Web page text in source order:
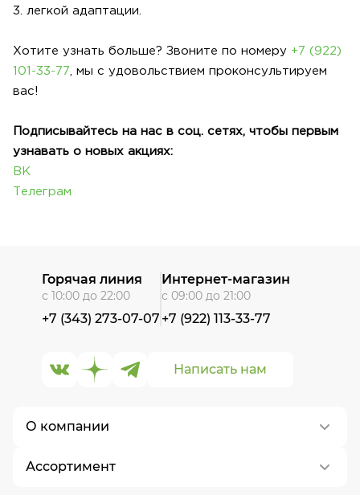
3. легкой адаптации.
Хотите узнать больше? Звоните по номеру +7 (922)
101-33-77 , мы с удовольствием проконсультируем
вас!
Подписывайтесь на нас в соц. сетях, чтобы первым
узнавать о новых акциях:
ВК
Телеграм
О компании
О нас
Ассортимент
Написать нам
Горячая линия
с 10:00 до 22:00
+7 (343) 273-07-07
Интернет-магазин
с 09:00 до 21:00
+7 (922) 113-33-77